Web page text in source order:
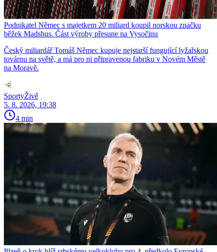
Podnikatel Němec s majetkem 20 miliard koupil norskou značku
běžek Madshus. Část výroby přesune na Vysočinu
Český miliardář Tomáš Němec kupuje nejstarší fungující lyžařskou
továrnu na světě, a má pro ni připravenou fabriku v Novém Městě
na Moravě.
SportyŽivě
5. 8. 2026, 19:38
4 min